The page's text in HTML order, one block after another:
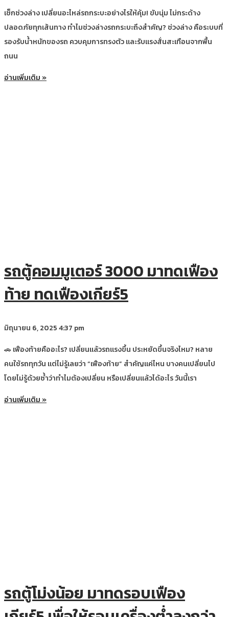
เช็กช่วงล่าง เปลี่ยนอะไหล่รถกระบะอย่างไรให้คุ้ม! ขับนุ่ม ไม่กระด้าง
ปลอดภัยทุกเส้นทาง ทำไมช่วงล่างรถกระบะถึงสำคัญ? ช่วงล่าง คือระบบที่
รองรับน้ำหนักของรถ ควบคุมการทรงตัว และรับแรงสั่นสะเทือนจากพื้น
ถนน
อ่านเพิ่มเติม »
รถตู้คอมมูเตอร์ 3000 มาทดเฟือง
ท้าย ทดเฟืองเกียร์5
มิถุนายน 6, 20254:37 pm
🚗 เฟืองท้ายคืออะไร? เปลี่ยนแล้วรถแรงขึ้น ประหยัดขึ้นจริงไหม? หลาย
คนใช้รถทุกวัน แต่ไม่รู้เลยว่า “เฟืองท้าย” สำคัญแค่ไหน บางคนเปลี่ยนไป
โดยไม่รู้ด้วยซ้ำว่าทำไมต้องเปลี่ยน หรือเปลี่ยนแล้วได้อะไร วันนี้เรา
อ่านเพิ่มเติม »
รถตู้โม่งน้อย มาทดรอบเฟือง